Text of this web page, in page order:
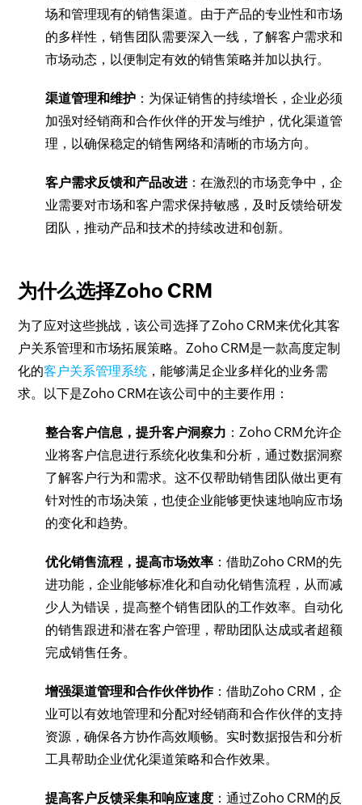
场和管理现有的销售渠道。由于产品的专业性和市场
的多样性，销售团队需要深入一线，了解客户需求和
市场动态，以便制定有效的销售策略并加以执行。
渠道管理和维护 ：为保证销售的持续增长，企业必须
加强对经销商和合作伙伴的开发与维护，优化渠道管
理，以确保稳定的销售网络和清晰的市场方向。
客户需求反馈和产品改进 ：在激烈的市场竞争中，企
业需要对市场和客户需求保持敏感，及时反馈给研发
团队，推动产品和技术的持续改进和创新。
为什么选择Zoho CRM
为了应对这些挑战，该公司选择了Zoho CRM来优化其客
户关系管理和市场拓展策略。Zoho CRM是一款高度定制
化的客户关系管理系统 ，能够满足企业多样化的业务需
求。以下是Zoho CRM在该公司中的主要作用：
整合客户信息，提升客户洞察力 ：Zoho CRM允许企
业将客户信息进行系统化收集和分析，通过数据洞察
了解客户行为和需求。这不仅帮助销售团队做出更有
针对性的市场决策，也使企业能够更快速地响应市场
的变化和趋势。
优化销售流程，提高市场效率 ：借助Zoho CRM的先
进功能，企业能够标准化和自动化销售流程，从而减
少人为错误，提高整个销售团队的工作效率。自动化
的销售跟进和潜在客户管理，帮助团队达成或者超额
完成销售任务。
增强渠道管理和合作伙伴协作：借助Zoho CRM，企
业可以有效地管理和分配对经销商和合作伙伴的支持
资源，确保各方协作高效顺畅。实时数据报告和分析
工具帮助企业优化渠道策略和合作效果。
提高客户反馈采集和响应速度 ：通过Zoho CRM的反